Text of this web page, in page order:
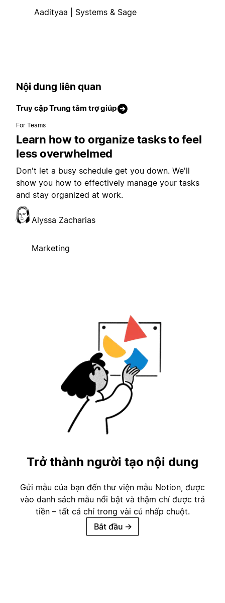
Aadityaa | Systems & Sage
Nội dung liên quan
Truy cập Trung tâm trợ giúp
For Teams
Learn how to organize tasks to feel
less overwhelmed
Don't let a busy schedule get you down. We'll
show you how to effectively manage your tasks
and stay organized at work.
Alyssa Zacharias
Marketing
Trở thành người tạo nội dung
Gửi mẫu của bạn đến thư viện mẫu Notion, được
vào danh sách mẫu nổi bật và thậm chí được trả
tiền – tất cả chỉ trong vài cú nhấp chuột.
Bắt đầu →